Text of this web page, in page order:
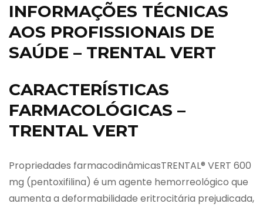
INFORMAÇÕES TÉCNICAS
AOS PROFISSIONAIS DE
SAÚDE – TRENTAL VERT
CARACTERÍSTICAS
FARMACOLÓGICAS –
TRENTAL VERT
Propriedades farmacodinâmicasTRENTAL® VERT 600
mg (pentoxifilina) é um agente hemorreológico que
aumenta a deformabilidade eritrocitária prejudicada,